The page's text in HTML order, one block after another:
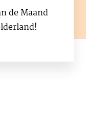
de Maand